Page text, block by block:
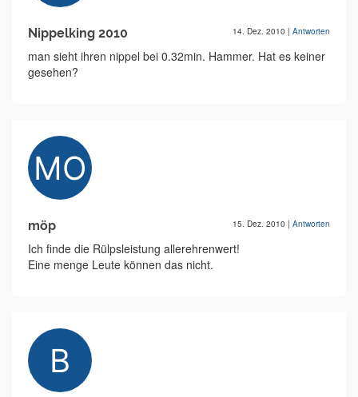
Nippelking 2010 14. Dez. 2010 | Antworten
man sieht ihren nippel bei 0.32min. Hammer. Hat es keiner
gesehen?
möp 15. Dez. 2010 | Antworten
Ich finde die Rülpsleistung allerehrenwert!
Eine menge Leute können das nicht.